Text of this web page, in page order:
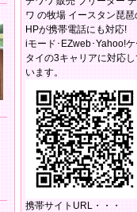
ワ の牧場 イースタン琵琶
HPが携帯電話にも対応!
iモード･EZweb･Yahoo!ケ
タイの3キャリアに対応し
います。
携帯サイトURL・・・